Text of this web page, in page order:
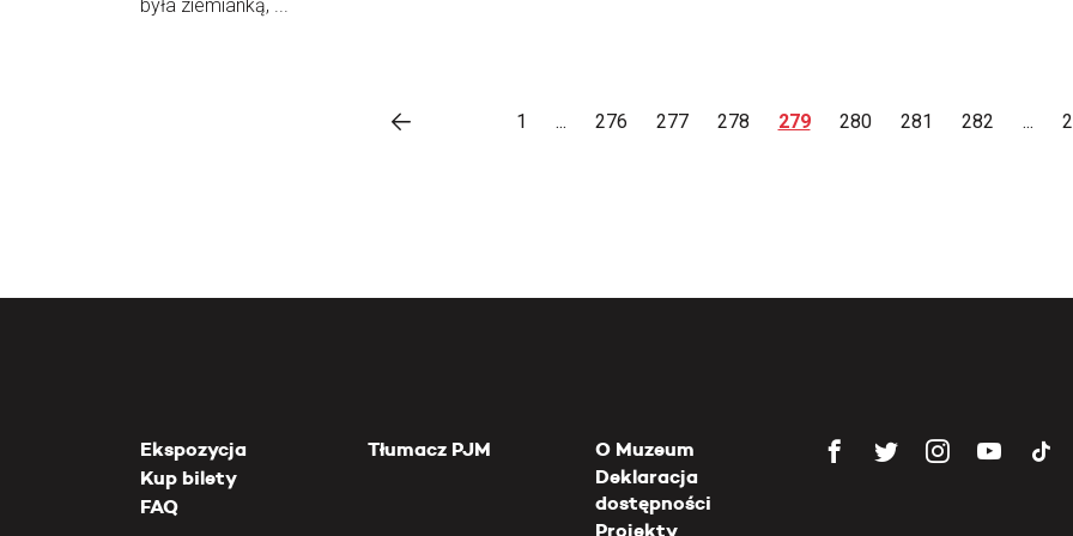
była ziemianką, ...
1 ... 276 277 278 279 280 281 282 ...
Ekspozycja
Kup bilety
FAQ
Tłumacz PJM
O Muzeum
Deklaracja
dostępności
Projekty